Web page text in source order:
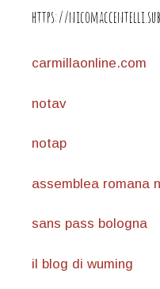
https://
carmillaonline.com
notav
notap
assemblea romana
sans pass bologna
il blog di wuming